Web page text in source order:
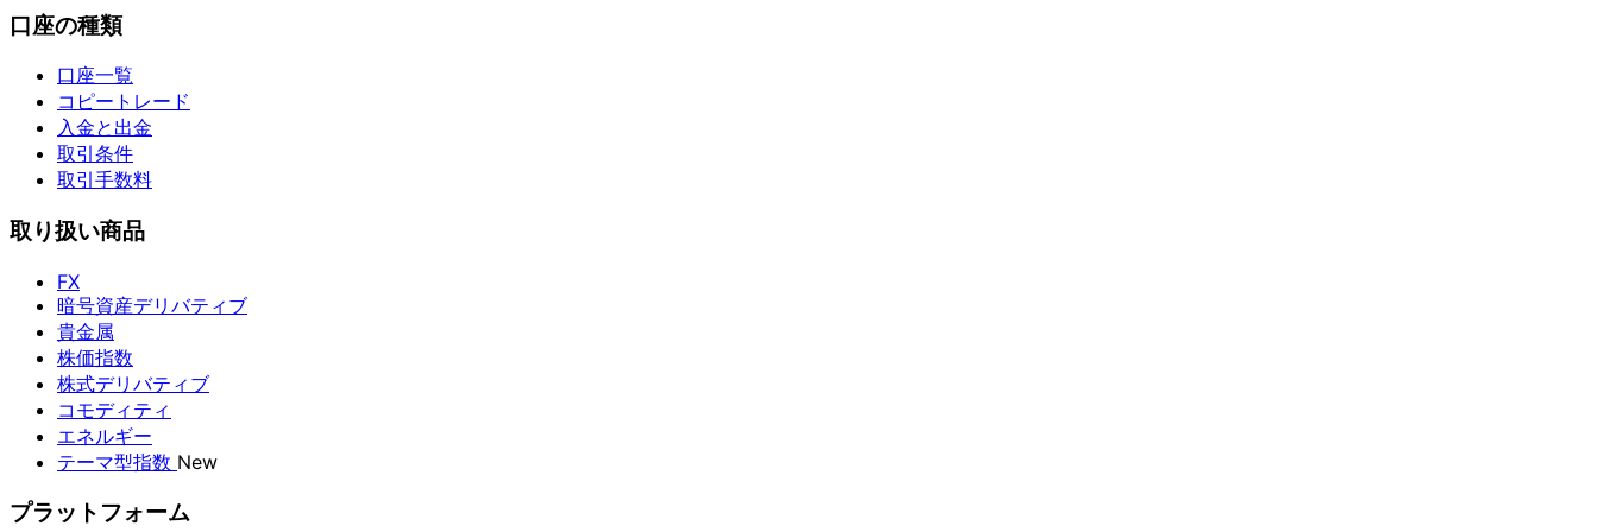
口座の種類
口座一覧
コピートレード
入金と出金
取引条件
取引手数料
取り扱い商品
FX
暗号資産デリバティブ
貴金属
株価指数
株式デリバティブ
コモディティ
エネルギー
テーマ型指数 New
プラットフォーム